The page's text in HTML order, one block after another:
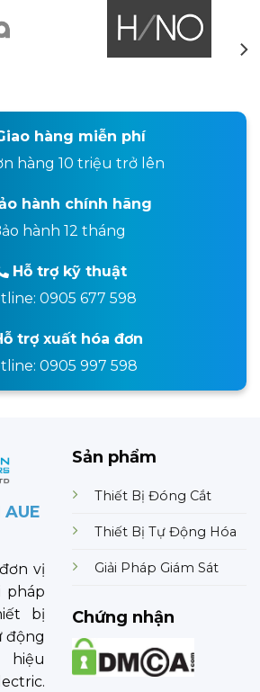
hàng miễn phí
hàng 10 triệu trở lên
hành chính hãng
hành 12 tháng
Hỗ trợ kỹ thuật
0905 677 598
trợ xuất hóa đơn
0905 997 598
vị
pháp
bị
động
hiệu
Sản phẩm
Thiết Bị Đóng Cắt
Thiết Bị Tự Động Hóa
Giải Pháp Giám Sát
Chứng nhận